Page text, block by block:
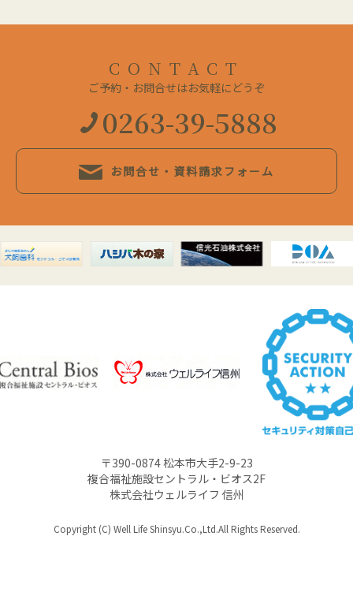
CONTACT
ご予約・お問合せはお気軽にどうぞ
0263-39-5888
お問合せ・資料請求フォーム
〒390-0874 松本市大手2-9-23
複合福祉施設セントラル・ビオス2F
株式会社ウェルライフ 信州
Copyright (C) Well Life Shinsyu.Co.,Ltd.All Rights Reserved.